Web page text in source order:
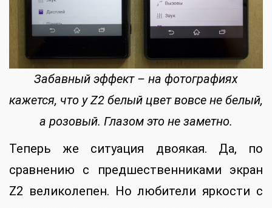
Забавный эффект – на фотографиях
кажется, что у Z2 белый цвет вовсе не белый,
а розовый. Глазом это не заметно.
Теперь же ситуация двоякая. Да, по
сравнению с предшественниками экран
Z2 великолепен. Но любители яркости с